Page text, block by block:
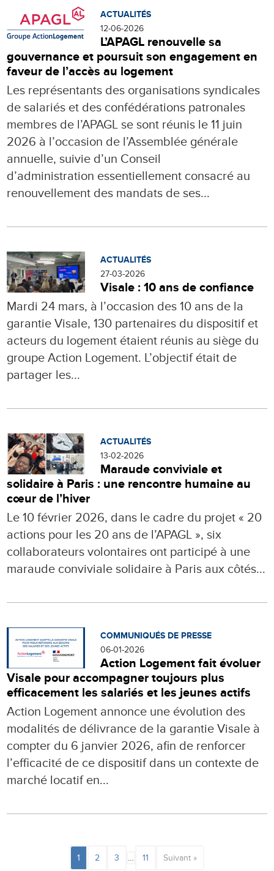
ACTUALITÉS
12-06-2026
L’APAGL renouvelle sa
gouvernance et poursuit son engagement en
faveur de l’accès au logement
Les représentants des organisations syndicales
de salariés et des confédérations patronales
membres de l’APAGL se sont réunis le 11 juin
2026 à l’occasion de l’Assemblée générale
annuelle, suivie d’un Conseil
d’administration essentiellement consacré au
renouvellement des mandats de ses...
ACTUALITÉS
27-03-2026
Visale : 10 ans de confiance
Mardi 24 mars, à l’occasion des 10 ans de la
garantie Visale, 130 partenaires du dispositif et
acteurs du logement étaient réunis au siège du
groupe Action Logement. L’objectif était de
partager les...
ACTUALITÉS
13-02-2026
Maraude conviviale et
solidaire à Paris : une rencontre humaine au
cœur de l’hiver
Le 10 février 2026, dans le cadre du projet « 20
actions pour les 20 ans de l’APAGL », six
collaborateurs volontaires ont participé à une
maraude conviviale solidaire à Paris aux côtés...
COMMUNIQUÉS DE PRESSE
06-01-2026
Action Logement fait évoluer
Visale pour accompagner toujours plus
efficacement les salariés et les jeunes actifs
Action Logement annonce une évolution des
modalités de délivrance de la garantie Visale à
compter du 6 janvier 2026, afin de renforcer
l’efficacité de ce dispositif dans un contexte de
marché locatif en...
1 2 3 … 11 Suivant »